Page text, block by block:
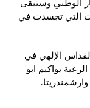
الوطني وستبقى
التي تجسدت في
الإلهي في
يواكيم ابو